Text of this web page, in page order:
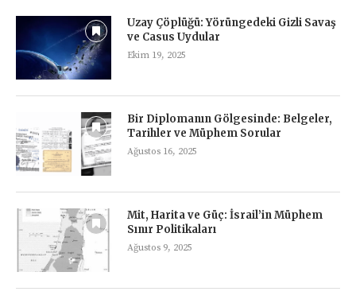
Uzay Çöplüğü: Yörüngedeki Gizli Savaş
ve Casus Uydular
Ekim 19, 2025
Bir Diplomanın Gölgesinde: Belgeler,
Tarihler ve Müphem Sorular
Ağustos 16, 2025
Mit, Harita ve Güç: İsrail’in Müphem
Sınır Politikaları
Ağustos 9, 2025